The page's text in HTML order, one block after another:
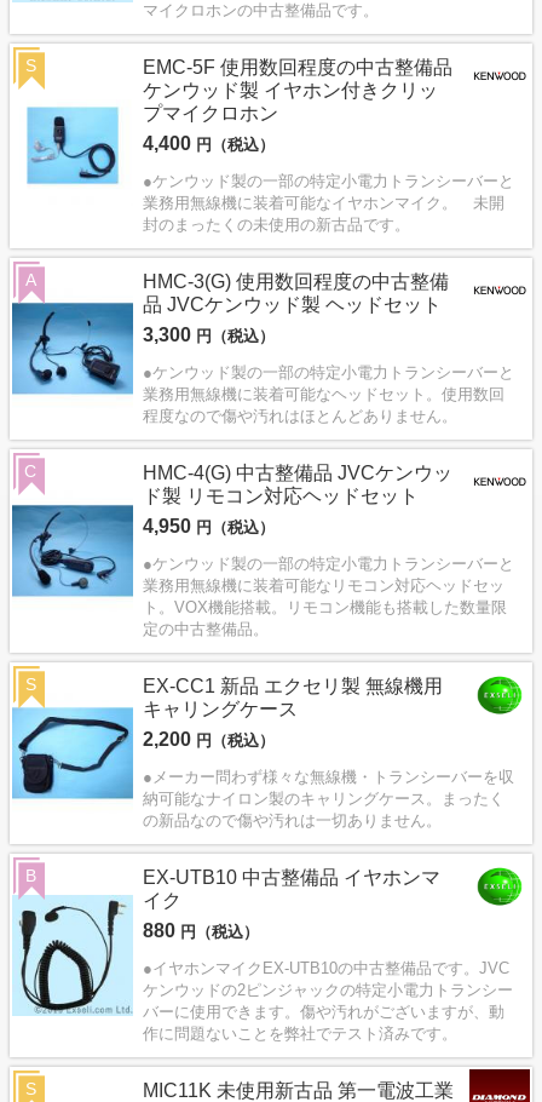
マイクロホンの中古整備品です。
EMC-5F 使用数回程度の中古整備品
ケンウッド製 イヤホン付きクリッ
プマイクロホン
4,400 円（税込）
●ケンウッド製の一部の特定小電力トランシーバーと
業務用無線機に装着可能なイヤホンマイク。 未開
封のまったくの未使用の新古品です。
S
HMC-3(G) 使用数回程度の中古整備
品 JVCケンウッド製 ヘッドセット
3,300 円（税込）
●ケンウッド製の一部の特定小電力トランシーバーと
業務用無線機に装着可能なヘッドセット。使用数回
程度なので傷や汚れはほとんどありません。
A
HMC-4(G) 中古整備品 JVCケンウッ
ド製 リモコン対応ヘッドセット
4,950 円（税込）
●ケンウッド製の一部の特定小電力トランシーバーと
業務用無線機に装着可能なリモコン対応ヘッドセッ
ト。VOX機能搭載。リモコン機能も搭載した数量限
定の中古整備品。
C
EX-CC1 新品 エクセリ製 無線機用
キャリングケース
2,200 円（税込）
●メーカー問わず様々な無線機・トランシーバーを収
納可能なナイロン製のキャリングケース。まったく
の新品なので傷や汚れは一切ありません。
S
EX-UTB10 中古整備品 イヤホンマ
イク
880 円（税込）
●イヤホンマイクEX-UTB10の中古整備品です。JVC
ケンウッドの2ピンジャックの特定小電力トランシー
バーに使用できます。傷や汚れがございますが、動
作に問題ないことを弊社でテスト済みです。
B
MIC11K 未使用新古品 第一電波工業
S